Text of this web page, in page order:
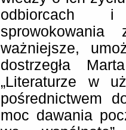
odbiorcach i
ważniejsze,
dostrzegła
„Literaturze w
pośrednictwem
moc dawania